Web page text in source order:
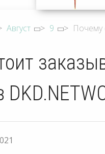
Август > 9 > Почему